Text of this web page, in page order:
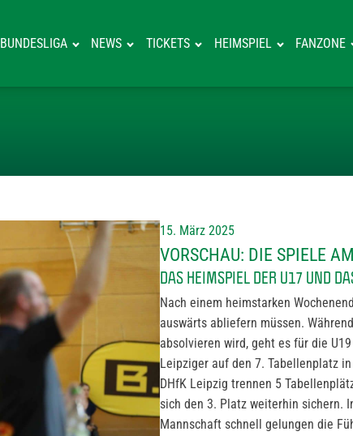
BUNDESLIGA NEWS TICKETS HEIMSPIEL FANZONE
15. März 2025
VORSCHAU: DIE SPIELE
DAS HEIMSPIEL DER U17 UND
Nach einem heimstarken
auswärts abliefern müssen.
absolvieren wird, geht es für die
Leipziger auf den 7. Tabellenplatz
DHfK Leipzig trennen 5
sich den 3. Platz weiterhin sichern.
Mannschaft schnell gelungen die